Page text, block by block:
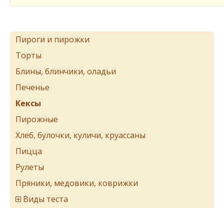
Пироги и пирожки
Торты
Блины, блинчики, оладьи
Печенье
Кексы
Пирожные
Хлеб, булочки, куличи, круассаны
Пицца
Рулеты
Пряники, медовики, коврижки
Виды теста